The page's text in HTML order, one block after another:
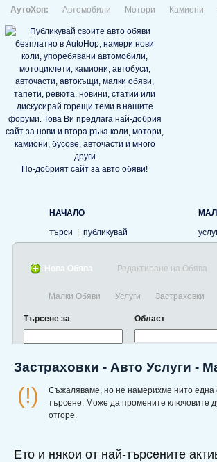
АутоХоп: Автомобили Мотори Камиони
По-добрият сайт за авто обяви!
НАЧАЛО
търси
публикувай
Нова Обява Редактиране на Обява
Малки Обяви Услуги Застраховки
Търсене за Област
Застраховки - Авто Услуги -
(!)
Съжаляваме, но не намерихме нито една
търсене. Може да промените ключовите
отгоре.
Ето и някои от най-търсените